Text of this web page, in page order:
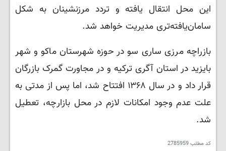
این محل انتقال یافته و تردد مرزنشینان به شکل
سامان‌یافته‌تری مدیریت خواهد شد.
بازراچه مرزی ساری سو در حوزه شهرستان ماکو و شهر
بایزید در استان آگری ترکیه و در مجاورت گمرک بازرگان
قرار داد و در سال ۱۳۶۸ افتتاح شد، اما پس از مدتی به
علت عدم وجود امکانات لازم در محل بازارچه، تعطیل
شد.
کد مطلب2785959